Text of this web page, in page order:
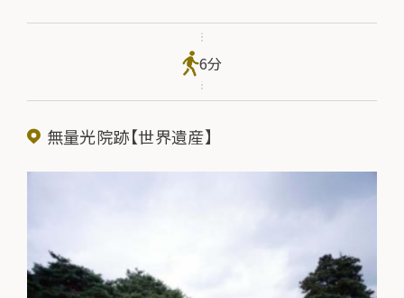
6分
無量光院跡【世界遺産】